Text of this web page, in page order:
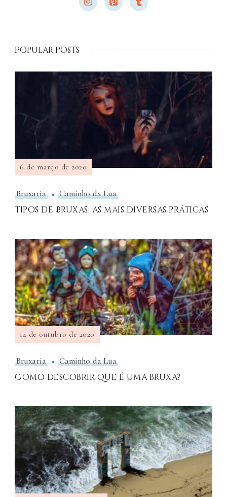
Popular Posts
Bruxaria Caminho da Lua
Tipos de Bruxas: as mais diversas práticas
6 de março de 2020
Bruxaria Caminho da Lua
Como descobrir que é uma bruxa?
14 de outubro de 2020